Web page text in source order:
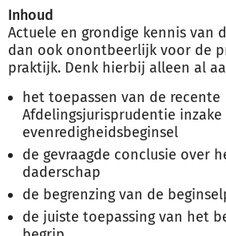
Inhoud
Actuele en grondige kennis van
dan ook onontbeerlijk voor de
praktijk. Denk hierbij alleen al
het toepassen van de recente
Afdelingsjurisprudentie
evenredigheidsbeginsel
de gevraagde conclusie over
daderschap
de begrenzing van de
de juiste toepassing van het